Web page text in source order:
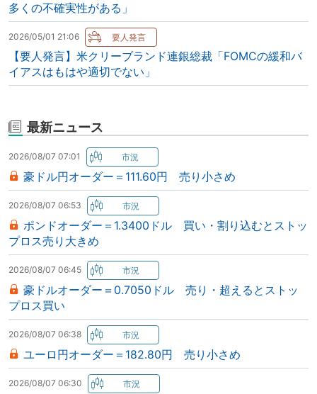
多くの不確実性がある」
2026/05/01 21:06
【要人発言】米クリーブランド連銀総裁「FOMCの緩和バ
イアスはもはや適切でない」
最新ニュース
2026/08/07 07:01
豪ドル円オーダー＝111.60円 売り小さめ
2026/08/07 06:53
ポンドオーダー＝1.3400ドル 買い・割り込むとストッ
プロス売り大きめ
2026/08/07 06:45
豪ドルオーダー＝0.7050ドル 売り・超えるとストッ
プロス買い
2026/08/07 06:38
ユーロ円オーダー＝182.80円 売り小さめ
2026/08/07 06:30